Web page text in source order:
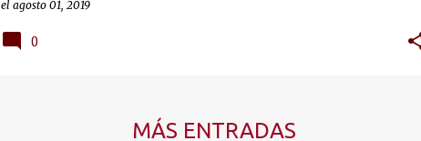
el agosto 01, 2019
0
MÁS ENTRADAS